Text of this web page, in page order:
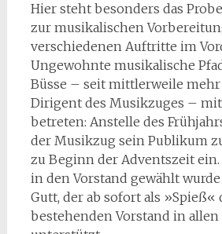
Hier steht besonders das
zur musikalischen
verschiedenen Auftritte im
Ungewohnte musikalische
Büsse – seit mittlerweile mehr
Dirigent des Musikzuges –
betreten: Anstelle des
der Musikzug sein Publikum
zu Beginn der Adventszeit
in den Vorstand gewählt
Gutt, der ab sofort als »Spieß«
bestehenden Vorstand in